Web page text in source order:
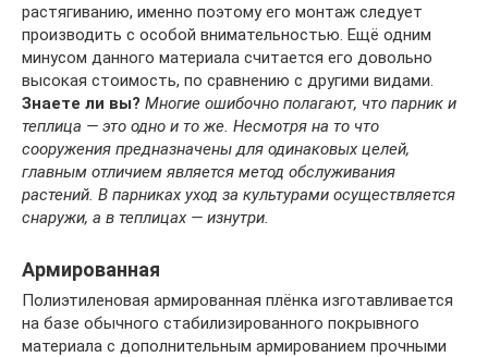
растягиванию, именно поэтому его монтаж следует
производить с особой внимательностью. Ещё одним
минусом данного материала считается его довольно
высокая стоимость, по сравнению с другими видами.
Знаете ли вы? Многие ошибочно полагают, что парник и
теплица — это одно и то же. Несмотря на то что
сооружения предназначены для одинаковых целей,
главным отличием является метод обслуживания
растений. В парниках уход за культурами осуществляется
снаружи, а в теплицах — изнутри.
Армированная
Полиэтиленовая армированная плёнка изготавливается
на базе обычного стабилизированного покрывного
материала с дополнительным армированием прочными